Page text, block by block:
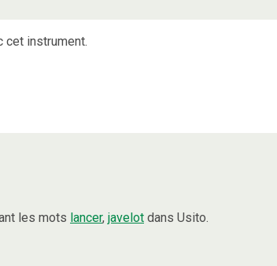
cet instrument.
les mots lancer, javelot dans Usito.